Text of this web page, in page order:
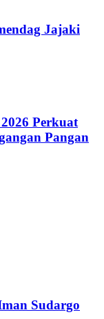
Jajaki
Perkuat
Pangan
Sudargo